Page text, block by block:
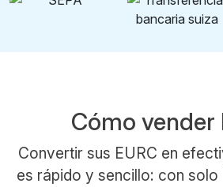
Cómo vender
Convertir sus EURC en
es rápido y sencillo: con